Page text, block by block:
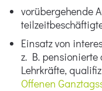
vorübergehende
Einsatz von
z. B.
Lehrkräfte,
Offenen